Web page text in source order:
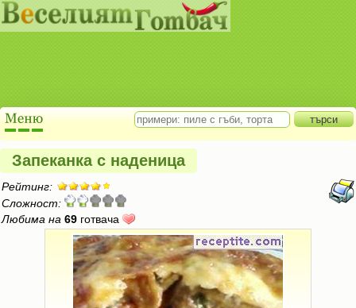
Запеканка с наденица
Рейтинг:
Сложност:
Любима на 69 готвача